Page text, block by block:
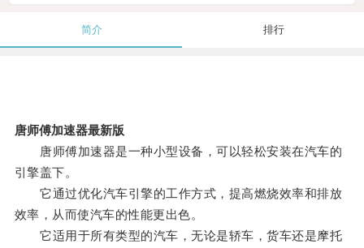
简介 排行
唐师傅加速器最新版
唐师傅加速器是一种小型设备，可以轻松安装在汽车的
引擎盖下。
它通过优化汽车引擎的工作方式，提高燃烧效率和排放
效率，从而使汽车的性能更出色。
它适用于所有类型的汽车，无论是轿车，货车还是摩托